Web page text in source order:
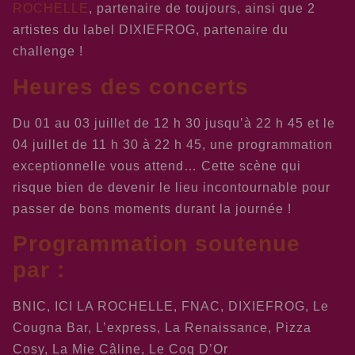
ROCHELLE, partenaire de toujours, ainsi que 2
artistes du label DIXIEFROG, partenaire du
challenge !
Heures des concerts
Du 01 au 03 juillet de 12 h 30 jusqu’à 22 h 45 et le
04 juillet de 11 h 30 à 22 h 45, une programmation
exceptionnelle vous attend… Cette scène qui
risque bien de devenir le lieu incontournable pour
passer de bons moments durant la journée !
Programmation soutenue
par :
BNIC, ICI LA ROCHELLE, FNAC, DIXIEFROG, Le
Cougna Bar, L’express, La Renaissance, Pizza
Cosy, La Mie Câline, Le Coq D’Or